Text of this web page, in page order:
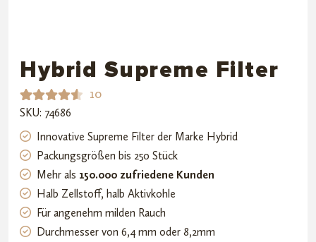
Hybrid Supreme Filter
Bewerte
t mit
4.60
von 5,
basiere
nd auf
10
Kundenb
ewertu
10
SKU: 74686
Innovative Supreme Filter der Marke Hybrid
Packungsgrößen bis 250 Stück
Mehr als 150.000 zufriedene Kunden
Halb Zellstoff, halb Aktivkohle
Für angenehm milden Rauch
Durchmesser von 6,4 mm oder 8,2mm